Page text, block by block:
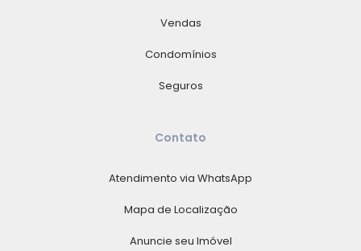
Vendas
Condomínios
Seguros
Contato
Atendimento via WhatsApp
Mapa de Localização
Anuncie seu Imóvel